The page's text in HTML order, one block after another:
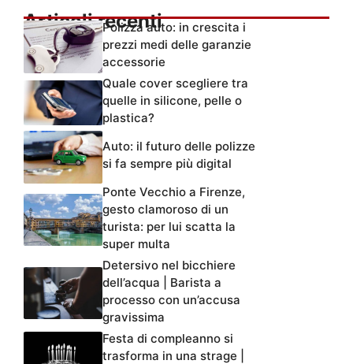
Articoli recentiPolizza auto: in crescita i
prezzi medi delle garanzie
accessorie
Quale cover scegliere tra
quelle in silicone, pelle o
plastica?
Auto: il futuro delle polizze
si fa sempre più digital
Ponte Vecchio a Firenze,
gesto clamoroso di un
turista: per lui scatta la
super multa
Detersivo nel bicchiere
dell’acqua | Barista a
processo con un’accusa
gravissima
Festa di compleanno si
trasforma in una strage |